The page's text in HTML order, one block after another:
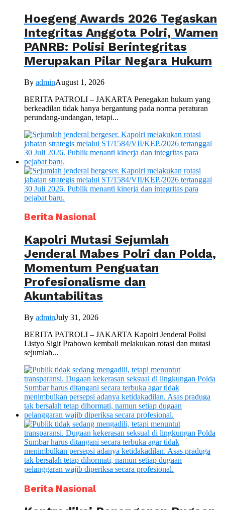
Hoegeng Awards 2026 Tegaskan
Integritas Anggota Polri, Wamen
PANRB: Polisi Berintegritas
Merupakan Pilar Negara Hukum
By adminAugust 1, 2026
BERITA PATROLI – JAKARTA Penegakan hukum yang
berkeadilan tidak hanya bergantung pada norma peraturan
perundang-undangan, tetapi...
Berita Nasional
Kapolri Mutasi Sejumlah
Jenderal Mabes Polri dan Polda,
Momentum Penguatan
Profesionalisme dan
Akuntabilitas
By adminJuly 31, 2026
BERITA PATROLI – JAKARTA Kapolri Jenderal Polisi
Listyo Sigit Prabowo kembali melakukan rotasi dan mutasi
sejumlah...
Berita Nasional